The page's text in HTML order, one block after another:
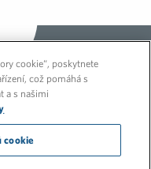
cookie“, poskytnete
což pomáhá s
a s našimi
cookie